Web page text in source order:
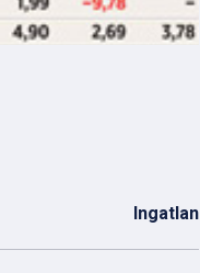
Ingatlan